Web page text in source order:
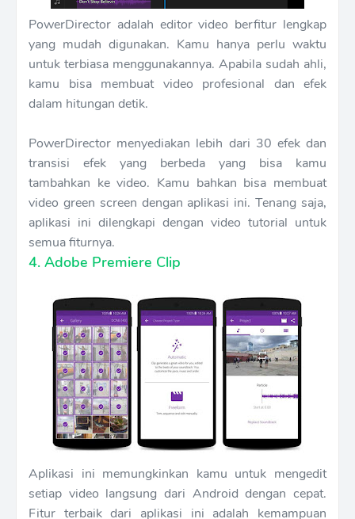
PowerDirector adalah editor video berfitur lengkap
yang mudah digunakan. Kamu hanya perlu waktu
untuk terbiasa menggunakannya. Apabila sudah ahli,
kamu bisa membuat video profesional dan efek
dalam hitungan detik.
PowerDirector menyediakan lebih dari 30 efek dan
transisi efek yang berbeda yang bisa kamu
tambahkan ke video. Kamu bahkan bisa membuat
video green screen dengan aplikasi ini. Tenang saja,
aplikasi ini dilengkapi dengan video tutorial untuk
semua fiturnya.
4. Adobe Premiere Clip
Aplikasi ini memungkinkan kamu untuk mengedit
setiap video langsung dari Android dengan cepat.
Fitur terbaik dari aplikasi ini adalah kemampuan